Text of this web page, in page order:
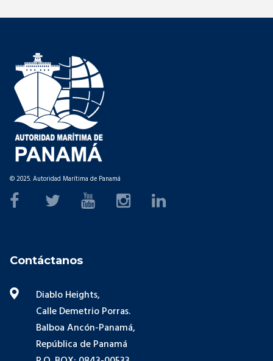
© 2025. Autoridad Marítima de Panamá
Contáctanos
Diablo Heights,
Calle Demetrio Porras.
Balboa Ancón-Panamá,
República de Panamá